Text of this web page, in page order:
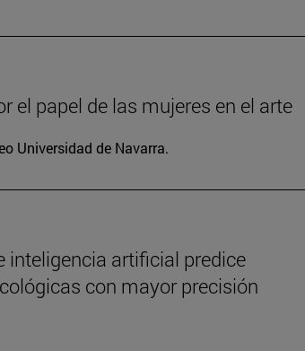
el papel de las mujeres en el arte
Universidad de Navarra.
inteligencia artificial predice
con mayor precisión